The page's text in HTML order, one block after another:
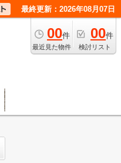
最終更新：2026年08月07日
00件
最近見た物件
00件
検討リスト